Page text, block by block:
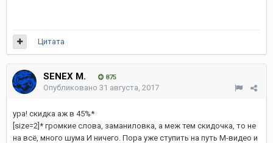
Цитата
SENEX M. 875
Опубликовано 31 августа, 2017
ура! скидка аж в 45%*
[size=2]* громкие слова, заманиловка, а меж тем скидочка, то не
на всё, много шума И ничего. Пора уже ступить на путь М-видео и